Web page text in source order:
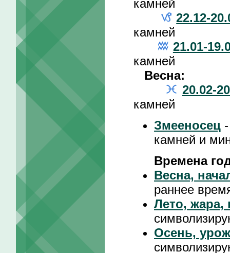
камней
22.12-
камней
21.01-
камней
Весна:
20.02-
камней
Змееносец
камней и
Времена
Весна,
раннее
Лето, жара,
Осень,